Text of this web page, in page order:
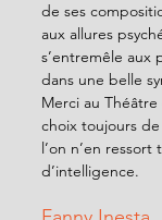
de ses
aux allures
s’entremêle aux
dans une belle
Merci au
choix toujours
l’on n’en
d’intelligence.